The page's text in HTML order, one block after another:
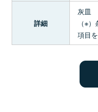
詳細
灰皿
（※
項目を